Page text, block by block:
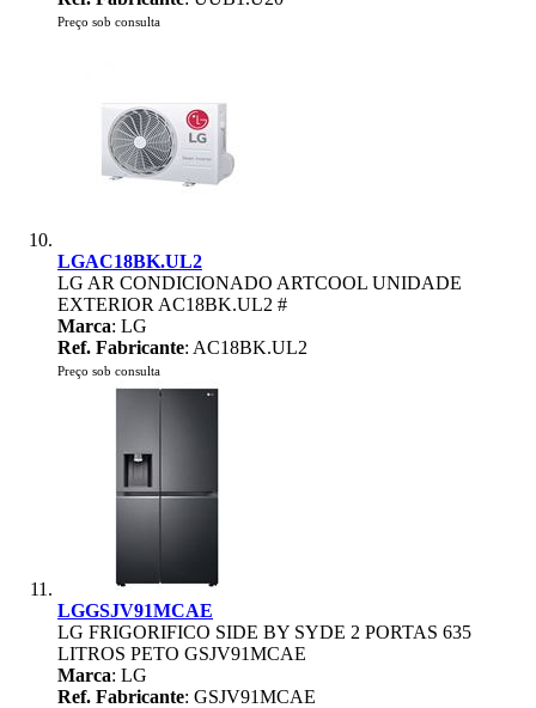
Preço sob consulta
LGAC18BK.UL2
LG AR CONDICIONADO ARTCOOL UNIDADE
EXTERIOR AC18BK.UL2 #
Marca: LG
Ref. Fabricante: AC18BK.UL2
Preço sob consulta
LGGSJV91MCAE
LG FRIGORIFICO SIDE BY SYDE 2 PORTAS 635
LITROS PETO GSJV91MCAE
Marca: LG
Ref. Fabricante: GSJV91MCAE